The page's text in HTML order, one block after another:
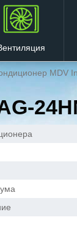
MDV